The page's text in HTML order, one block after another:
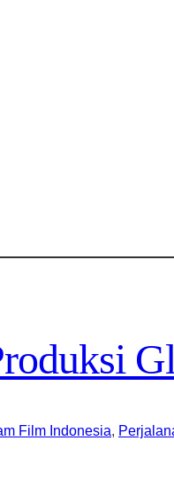
Film Indonesia,